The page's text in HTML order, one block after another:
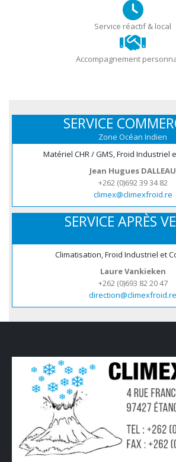
Service réactif & local
Accompagnement
SERVICE
Zone Océan Indien
Matériel CHR / GMS, Froid Industriel
Jean Hugues DALLEAU
+262 (0)692 39 34 82
climex@climexfroid.re
SERVICE APRÈS
Climatisation, Froid Industriel et
Laure Vankieken
+262 (0)693 82 20 47
direction@climexfroid.re